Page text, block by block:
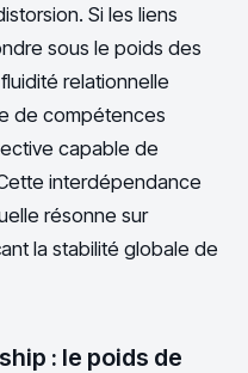
Si les liens
sous le poids des
relationnelle
de compétences
capable de
interdépendance
résonne sur
la stabilité globale de
: le poids de